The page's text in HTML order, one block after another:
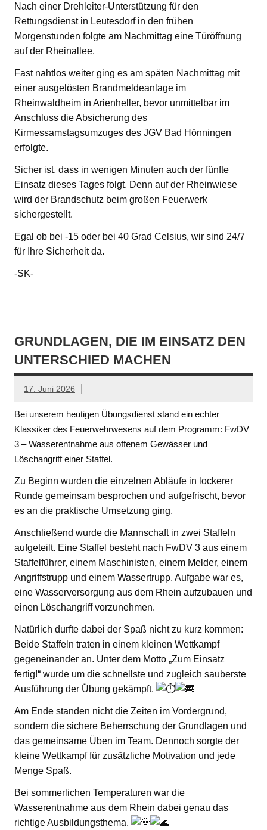
Nach einer Drehleiter-Unterstützung für den
Rettungsdienst in Leutesdorf in den frühen
Morgenstunden folgte am Nachmittag eine Türöffnung
auf der Rheinallee.
Fast nahtlos weiter ging es am späten Nachmittag mit
einer ausgelösten Brandmeldeanlage im
Rheinwaldheim in Arienheller, bevor unmittelbar im
Anschluss die Absicherung des
Kirmessamstagsumzuges des JGV Bad Hönningen
erfolgte.
Sicher ist, dass in wenigen Minuten auch der fünfte
Einsatz dieses Tages folgt. Denn auf der Rheinwiese
wird der Brandschutz beim großen Feuerwerk
sichergestellt.
Egal ob bei -15 oder bei 40 Grad Celsius, wir sind 24/7
für Ihre Sicherheit da.
-SK-
GRUNDLAGEN, DIE IM EINSATZ DEN
UNTERSCHIED MACHEN
17. Juni 2026
Bei unserem heutigen Übungsdienst stand ein echter
Klassiker des Feuerwehrwesens auf dem Programm: FwDV
3 – Wasserentnahme aus offenem Gewässer und
Löschangriff einer Staffel.
Zu Beginn wurden die einzelnen Abläufe in lockerer
Runde gemeinsam besprochen und aufgefrischt, bevor
es an die praktische Umsetzung ging.
Anschließend wurde die Mannschaft in zwei Staffeln
aufgeteilt. Eine Staffel besteht nach FwDV 3 aus einem
Staffelführer, einem Maschinisten, einem Melder, einem
Angriffstrupp und einem Wassertrupp. Aufgabe war es,
eine Wasserversorgung aus dem Rhein aufzubauen und
einen Löschangriff vorzunehmen.
Natürlich durfte dabei der Spaß nicht zu kurz kommen:
Beide Staffeln traten in einem kleinen Wettkampf
gegeneinander an. Unter dem Motto „Zum Einsatz
fertig!“ wurde um die schnellste und zugleich sauberste
Ausführung der Übung gekämpft.
Am Ende standen nicht die Zeiten im Vordergrund,
sondern die sichere Beherrschung der Grundlagen und
das gemeinsame Üben im Team. Dennoch sorgte der
kleine Wettkampf für zusätzliche Motivation und jede
Menge Spaß.
Bei sommerlichen Temperaturen war die
Wasserentnahme aus dem Rhein dabei genau das
richtige Ausbildungsthema.